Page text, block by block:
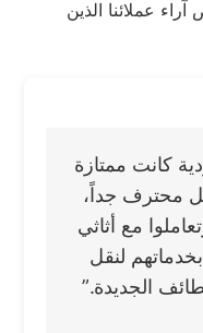
عملائنا الذين
كانت ممتازة
محترف جداً،
مع أثاثي
لنقل
الجديدة.”